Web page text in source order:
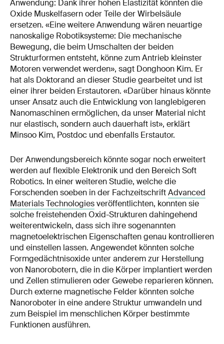
Anwendung: Dank ihrer hohen Elastizität könnten die
Oxide Muskelfasern oder Teile der Wirbelsäule
ersetzen. «Eine weitere Anwendung wären neuartige
nanoskalige Robotiksysteme: Die mechanische
Bewegung, die beim Umschalten der beiden
Strukturformen entsteht, könne zum Antrieb kleinster
Motoren verwendet werden», sagt Donghoon Kim. Er
hat als Doktorand an dieser Studie gearbeitet und ist
einer ihrer beiden Erstautoren. «Darüber hinaus könnte
unser Ansatz auch die Entwicklung von langlebigeren
Nanomaschinen ermöglichen, da unser Material nicht
nur elastisch, sondern auch dauerhaft ist», erklärt
Minsoo Kim, Postdoc und ebenfalls Erstautor.
Der Anwendungsbereich könnte sogar noch erweitert
werden auf flexible Elektronik und den Bereich Soft
Robotics. In einer weiteren Studie, welche die
Forschenden soeben in der FachzeitschriftAdvanced
Materials Technologiesveröffentlichten, konnten sie
solche freistehenden Oxid-Strukturen dahingehend
weiterentwickeln, dass sich ihre sogenannten
magnetoelektrischen Eigenschaften genau kontrollieren
und einstellen lassen. Angewendet könnten solche
Formgedächtnisoxide unter anderem zur Herstellung
von Nanorobotern, die in die Körper implantiert werden
und Zellen stimulieren oder Gewebe reparieren können.
Durch externe magnetische Felder könnten solche
Nanoroboter in eine andere Struktur umwandeln und
zum Beispiel im menschlichen Körper bestimmte
Funktionen ausführen.